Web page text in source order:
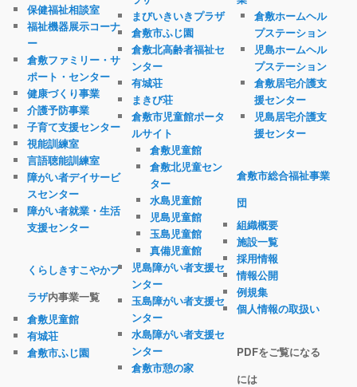
保健福祉相談室
福祉機器展示コーナ
ー
倉敷ファミリー・サ
ポート・センター
健康づくり事業
介護予防事業
子育て支援センター
視能訓練室
言語聴能訓練室
障がい者デイサービ
スセンター
障がい者就業・生活
支援センター
くらしきすこやかプ
ラザ内事業一覧
倉敷児童館
有城荘
倉敷市ふじ園
まびいきいきプラザ
倉敷市ふじ園
倉敷北高齢者福祉セ
ンター
有城荘
まきび荘
倉敷市児童館ポータ
ルサイト
倉敷児童館
倉敷北児童セン
ター
水島児童館
児島児童館
玉島児童館
真備児童館
児島障がい者支援セ
ンター
玉島障がい者支援セ
ンター
水島障がい者支援セ
ンター
倉敷市憩の家
倉敷ホームヘル
プステーション
児島ホームヘル
プステーション
倉敷居宅介護支
援センター
児島居宅介護支
援センター
倉敷市総合福祉事業
団
組織概要
施設一覧
採用情報
情報公開
例規集
個人情報の取扱い
PDFをご覧になる
には